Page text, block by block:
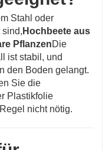
Stahl oder
sind, Hochbeete aus
PflanzenDie
ist stabil, und
den Boden gelangt.
Sie die
Plastikfolie
nicht nötig.